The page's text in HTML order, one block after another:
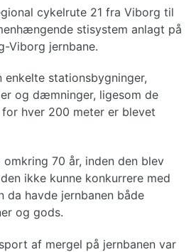
cykelrute 21 fra Viborg til
stisystem anlagt på
Viborg jernbane.
enkelte stationsbygninger,
og dæmninger, ligesom de
hver 200 meter er blevet
70 år, inden den blev
ikke kunne konkurrere med
da havde jernbanen både
og gods.
af mergel på jernbanen var